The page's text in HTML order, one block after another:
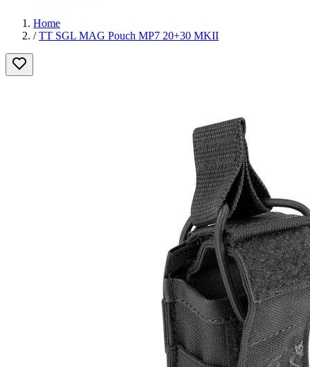
Home
/ TT SGL MAG Pouch MP7 20+30 MKII